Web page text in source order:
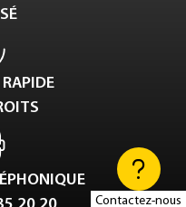
Contactez-nous